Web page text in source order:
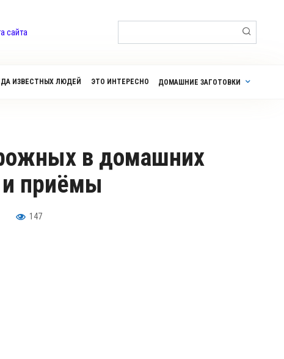
сайта
ИЗВЕСТНЫХ ЛЮДЕЙ ЭТО ИНТЕРЕСНО ДОМАШНИЕ ЗАГОТОВКИ
и приёмы
147